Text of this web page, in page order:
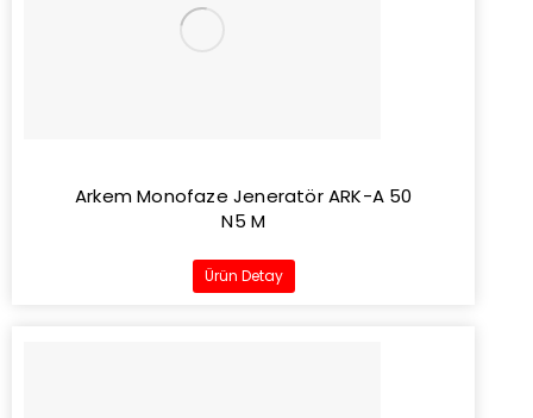
Arkem Monofaze Jeneratör ARK-A 50
N5 M
Ürün Detay